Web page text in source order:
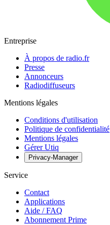
Entreprise
À propos de radio.fr
Presse
Annonceurs
Radiodiffuseurs
Mentions légales
Conditions d'utilisation
Politique de confidentialité
Mentions légales
Gérer Utiq
Privacy-Manager
Service
Contact
Applications
Aide / FAQ
Abonnement Prime